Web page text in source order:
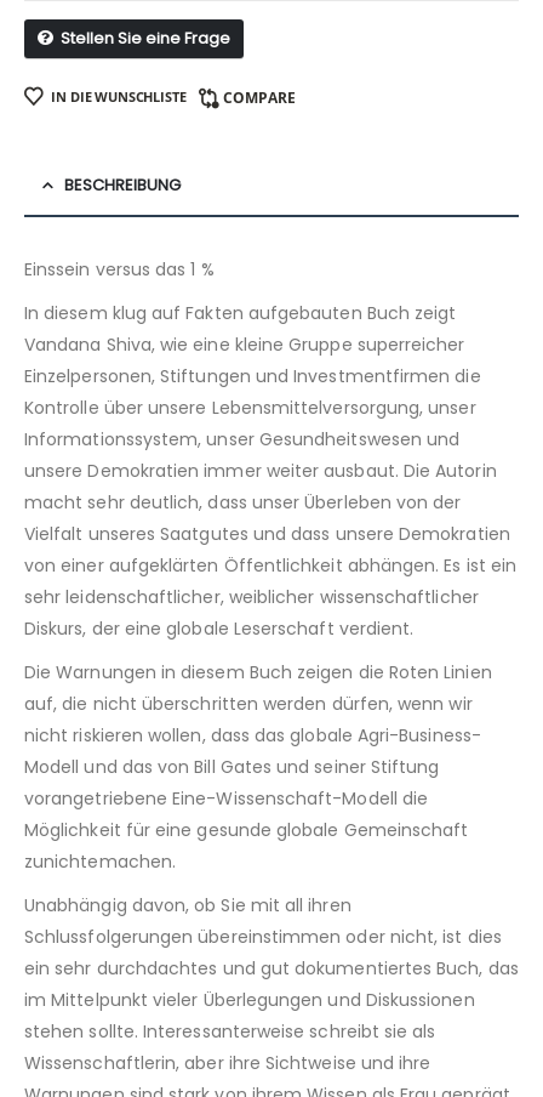
Stellen Sie eine Frage
IN DIE WUNSCHLISTE COMPARE
BESCHREIBUNG
Einssein versus das 1 %
In diesem klug auf Fakten aufgebauten Buch zeigt
Vandana Shiva, wie eine kleine Gruppe superreicher
Einzelpersonen, Stiftungen und Investmentfirmen die
Kontrolle über unsere Lebensmittelversorgung, unser
Informationssystem, unser Gesundheitswesen und
unsere Demokratien immer weiter ausbaut. Die Autorin
macht sehr deutlich, dass unser Überleben von der
Vielfalt unseres Saatgutes und dass unsere Demokratien
von einer aufgeklärten Öffentlichkeit abhängen. Es ist ein
sehr leidenschaftlicher, weiblicher wissenschaftlicher
Diskurs, der eine globale Leserschaft verdient.
Die Warnungen in diesem Buch zeigen die Roten Linien
auf, die nicht überschritten werden dürfen, wenn wir
nicht riskieren wollen, dass das globale Agri-Business-
Modell und das von Bill Gates und seiner Stiftung
vorangetriebene Eine-Wissenschaft-Modell die
Möglichkeit für eine gesunde globale Gemeinschaft
zunichtemachen.
Unabhängig davon, ob Sie mit all ihren
Schlussfolgerungen übereinstimmen oder nicht, ist dies
ein sehr durchdachtes und gut dokumentiertes Buch, das
im Mittelpunkt vieler Überlegungen und Diskussionen
stehen sollte. Interessanterweise schreibt sie als
Wissenschaftlerin, aber ihre Sichtweise und ihre